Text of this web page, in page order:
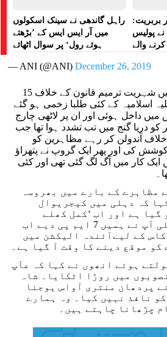
راہل گاندھی نے سینک اسکولوں
میں آر ایس ایس کے ’بڑھتے
ہوئے رول‘ پر سوال اٹھائے
بربریت:
پولیس
والے
— ANI (@ANI)December 26, 2019
15 دسمبر کو ساؤتھ دہلی میں شہریت ترمیم قانون کے خلاف
اسلامیہ کے کئی طلبا زخمی ہو گئے
داخل ہوئی اور ان پر لاٹھی چارج
بعد 20 دسمبر کو دریا گنج میں تب تشدد ہوا تھا جب
آندولن کر رہے مظاہرین کو
کی اور پھر ایک گروپ نے پتھراؤ
ایک کار میں آگ لگ گئی تھی اور کئی
مظاہرے کے بارے میں بھروسہ
کہ دہلی میں کیجریوال
گیا ہے اور اب ‘کمل کھلے
گا۔’شاہ نے کہا،’دہلی آپ نے ہمیں 7 ایم پی دیے اب
کے لیےآئندہ الیکشن میں
ہوئے انھوں نے کہا کہ عآپ
میں روڑا اٹکایا۔ شاہ
پردھان منتری آواس یوجنا
نافذ نہیں کیا۔ وہ ہمارے